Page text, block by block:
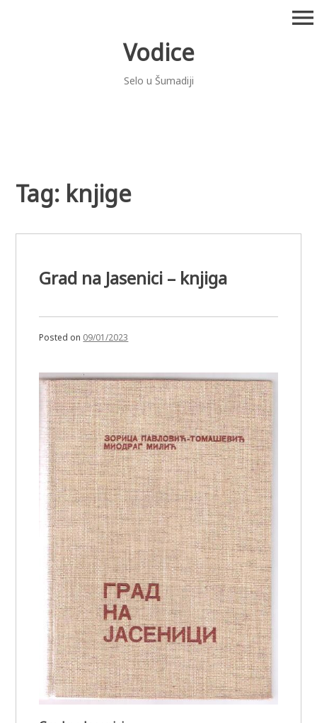
Vodice
Selo u Šumadiji
menu
Tag: knjige
Grad na Jasenici – knjiga
Posted on 09/01/2023